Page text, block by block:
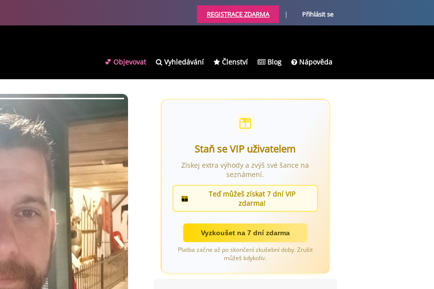
REGISTRACE ZDARMA | Přihlásit se
💕 Objevovat Vyhledávání Členství Blog Nápověda
Staň se VIP uživatelem
Získej extra výhody a zvýš své šance na
seznámení.
Teď můžeš získat 7 dní VIP
zdarma!
Vyzkoušet na 7 dní zdarma
Platba začne až po skončení zkušební doby. Zrušit
můžeš kdykoliv.